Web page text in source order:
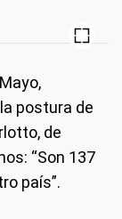
postura de
de
“Son 137
país”.